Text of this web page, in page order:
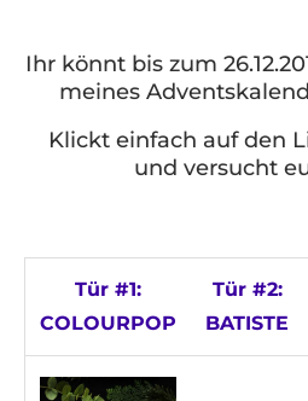
Ihr könnt bis zum
meines
Klickt einfach auf den
und versucht
Tür #1:
COLOURPOP
Tür #2:
BATISTE